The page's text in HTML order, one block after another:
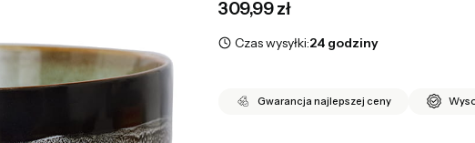
Cena
309,99 zł
Czas wysyłki:24 godziny
Gwarancja najlepszej ceny